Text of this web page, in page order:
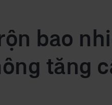
bao
tăng